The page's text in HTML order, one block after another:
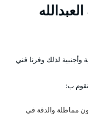
وأجنبية لذلك وفرنا فني
ب:
مماطلة والدقة في